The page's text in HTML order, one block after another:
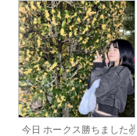
今日 ホークス勝ちました